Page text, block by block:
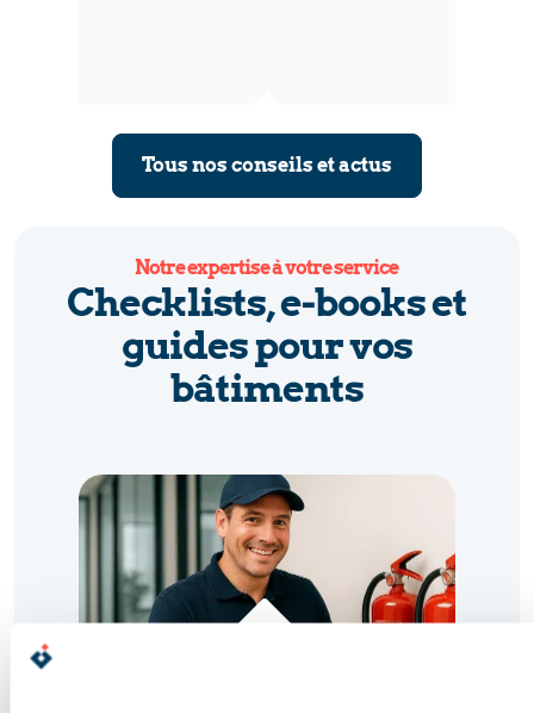
Tous nos conseils et actus
Notre expertise à votre service
Checklists, e-books et
guides pour vos
bâtiments